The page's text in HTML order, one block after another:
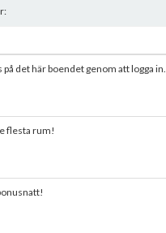
på det här boendet genom att logga in.
flesta rum!